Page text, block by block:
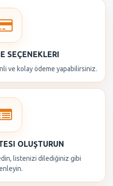
SEÇENEKLERI
ve kolay ödeme yapabilirsiniz.
OLUŞTURUN
listenizi dilediğiniz gibi